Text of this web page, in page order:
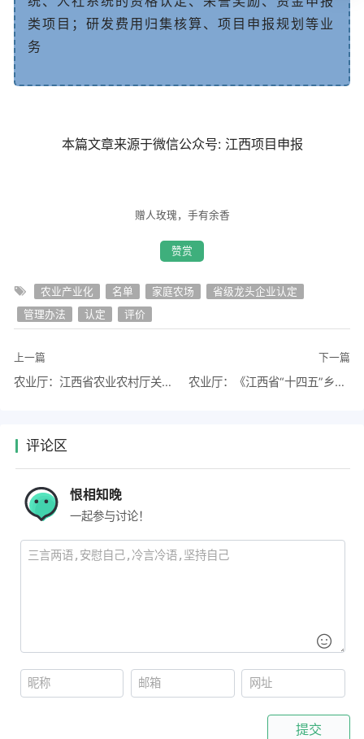
类项 目 ； 研发 费 用 归集核算、 项 目 申报规划等业
务
本篇文章来源于微信公众号: 江西项目申报
赠人玫瑰，手有余香
赞赏
农业产业化 名单 家庭农场
省级龙头企业认定
管理办法
认定 评价
上一篇
农业厅：江西省农业农村厅关于印发《江西省“十四五”乡村产业发展规划》的通知
下一篇
农业厅：《江西省“十四五”乡村产业规划（征求意见稿）》征求意见采纳情况
评论区
恨相知晚
一起参与讨论！
提交